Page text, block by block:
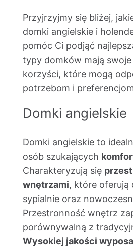
Przyjrzyjmy się bliżej,
domki angielskie i
pomóc Ci podjąć
typy domków mają
korzyści, które mogą
potrzebom i
Domki angielskie
Domki angielskie to
osób szukających
Charakteryzują się
wnętrzami, które oferują
sypialnie oraz
Przestronność wnętrz
porównywalną z
Wysokiej jakości